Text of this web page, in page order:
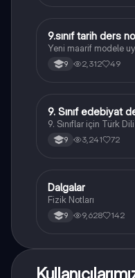
Tarih
9.sınıf tarih ders
Yeni maarif modele
9 2,312 49
Türk Dili ve Edebiyatı
9. Sınıf edebiyat
9. Sınıflar için Türk
9 3,241 72
Fizik
Dalgalar
Fizik Notları
9 9,628 142